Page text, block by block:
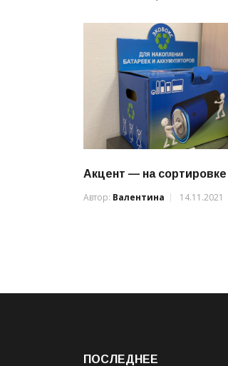
Акцент — на сортировке
Автор: Валентина 14.11.2021
ПОСЛЕДНЕЕ